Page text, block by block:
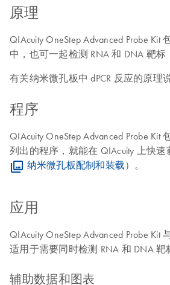
原理
QIAcuity OneStep Advanced Probe
中，也可一起检测 RNA 和 DNA 靶标
有关纳米微孔板中 dPCR 反应的原理
程序
QIAcuity OneStep Advanced Probe
列出的程序，就能在 QIAcuity 上快速
纳米微孔板配制和装载）。
应用
QIAcuity OneStep Advanced Probe
适用于需要同时检测 RNA 和 DNA 靶
辅助数据和图表